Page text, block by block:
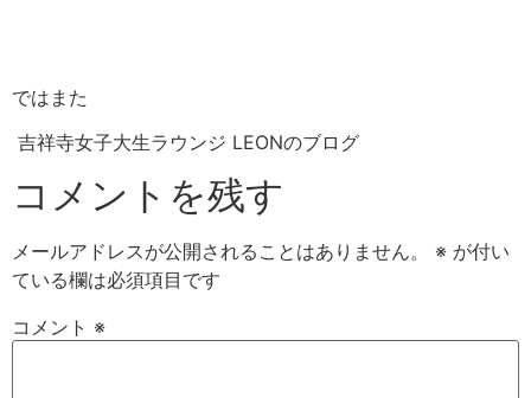
ではまた
吉祥寺女子大生ラウンジ LEONのブログ
コメントを残す
メールアドレスが公開されることはありません。 ※ が付い
ている欄は必須項目です
コメント ※